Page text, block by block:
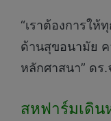
“เราต้องการใ
ด้านสุขอนามัย
หลักศาสนา” ดร
สหฟาร์มเดิน